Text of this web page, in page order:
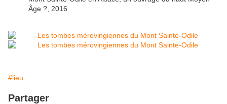
Âge ?, 2016
#lieu
Partager